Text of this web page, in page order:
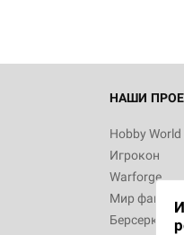
НАШИ
Hobby World
Игрокон
Warforge
Мир
Берсерк